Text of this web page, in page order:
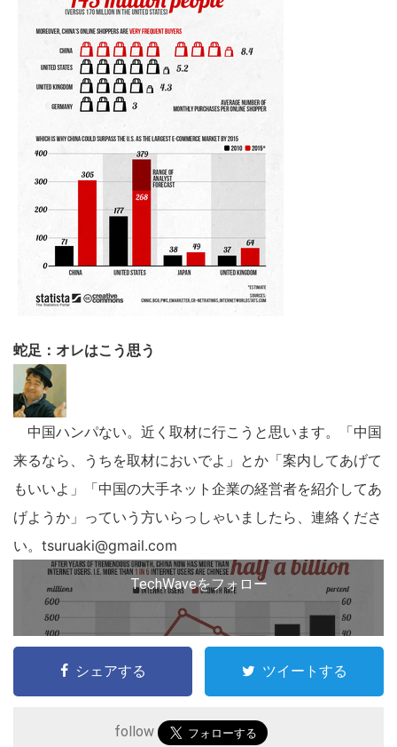
蛇足：オレはこう思う
中国ハンパない。近く取材に行こうと思います。「中国
来るなら、うちを取材においでよ」とか「案内してあげて
もいいよ」「中国の大手ネット企業の経営者を紹介してあ
げようか」っていう方いらっしゃいましたら、連絡くださ
い。tsuruaki@gmail.com
TechWaveをフォロー
シェアする ツイートする
follow
る